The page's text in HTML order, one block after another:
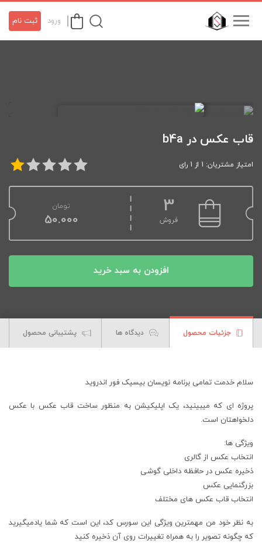
ورود ثبت نام
قاب عکس در b4a
امتیاز مشتریان: 1 از 1 رای
3
فروش
تومان
50.000
افزودن به سبد خرید
جزئیات محصول دیدگاه ها پشتیبانی محصول
سلام خدمت تمامی برنامه نویسان بیسیک فور اندروید
پروژه ای که میبینید، یک اپلیکیشن به منظور ساخت قاب عکس با عکس
دلخواهتان است.
ویژگی ها:
انتخاب عکس از گالری
ذخیره عکس در حافظه داخلی گوشی
بزرگنمایی عکس
انتخاب قاب عکس های مختلف
به نظر خود من مهمترین ویژگی این سورس کد، این است که شما یادمیگیرید
که چگونه تصویر را به همراه تغییرات روی آن ذخیره کنید